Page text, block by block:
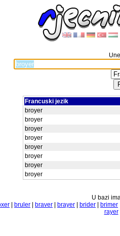
Francuski jezik
broyer
broyer
broyer
broyer
broyer
broyer
broyer
broyer
U bazi
bruler braver brayer brider brimer
rayer